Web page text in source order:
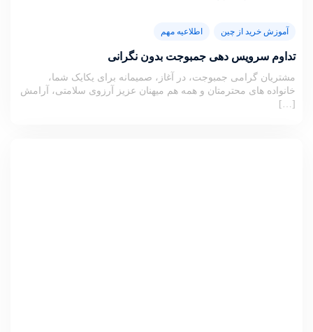
آموزش خرید از چین اطلاعیه مهم
تداوم سرویس دهی جمبوجت بدون نگرانی
مشتریان گرامی جمبوجت، در آغاز، صمیمانه برای یکایک شما،
خانواده های محترمتان و همه هم میهنان عزیز آرزوی سلامتی، آرامش
[…]